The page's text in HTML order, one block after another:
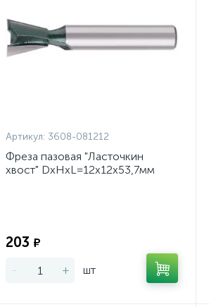
Артикул: 3608-081212
Фреза пазовая "Ласточкин
хвост" DxHxL=12х12х53,7мм
203 ₽
- + шт